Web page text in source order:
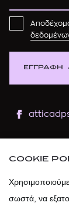
ΕΓΓΡΑΦΗ
atticadps
COOKIE
σωστά, να